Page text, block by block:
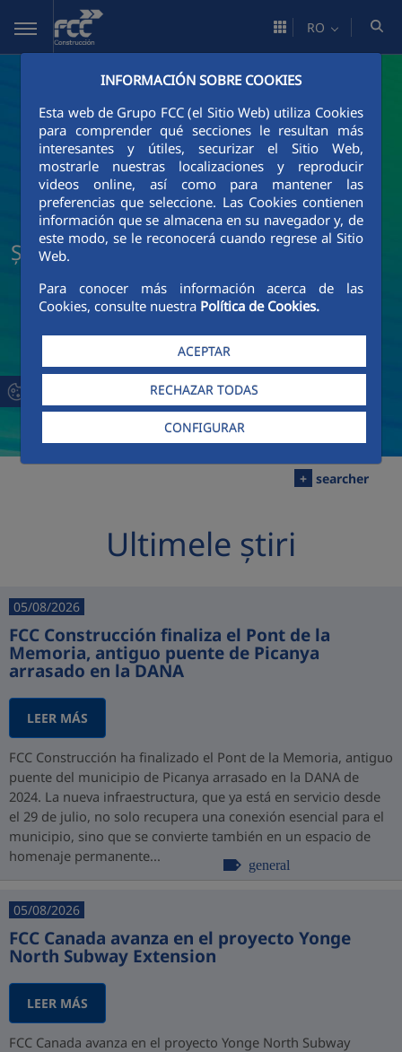
Skip to Main Content
INFORMACIÓN SOBRE COOKIES
Esta web de Grupo FCC (el Sitio Web) utiliza Cookies
para comprender qué secciones le resultan más
interesantes y útiles, securizar el Sitio Web,
mostrarle nuestras localizaciones y reproducir
videos online, así como para mantener las
preferencias que seleccione. Las Cookies contienen
información que se almacena en su navegador y, de
este modo, se le reconocerá cuando regrese al Sitio
Web.
Para conocer más información acerca de las
Cookies, consulte nuestra Política de Cookies.
ACEPTAR
RECHAZAR TODAS
CONFIGURAR
RO
Știri și actualități FCC Construcción
+ searcher
Ultimele știri
05/08/2026
FCC Construcción finaliza el Pont de la
Memoria, antiguo puente de Picanya
arrasado en la DANA
LEER MÁS
FCC Construcción ha finalizado el Pont de la Memoria, antiguo
puente del municipio de Picanya arrasado en la DANA de
2024. La nueva infraestructura, que ya está en servicio desde
el 29 de julio, no solo recupera una conexión esencial para el
municipio, sino que se convierte también en un espacio de
homenaje permanente...
general
05/08/2026
FCC Canada avanza en el proyecto Yonge
North Subway Extension
LEER MÁS
FCC Canada avanza en el proyecto Yonge North Subway